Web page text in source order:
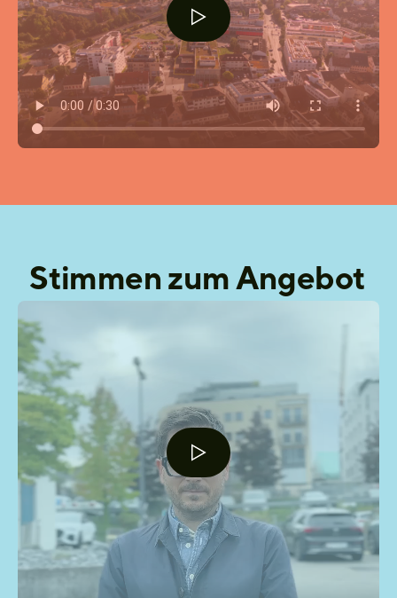
Stimmen zum Angebot